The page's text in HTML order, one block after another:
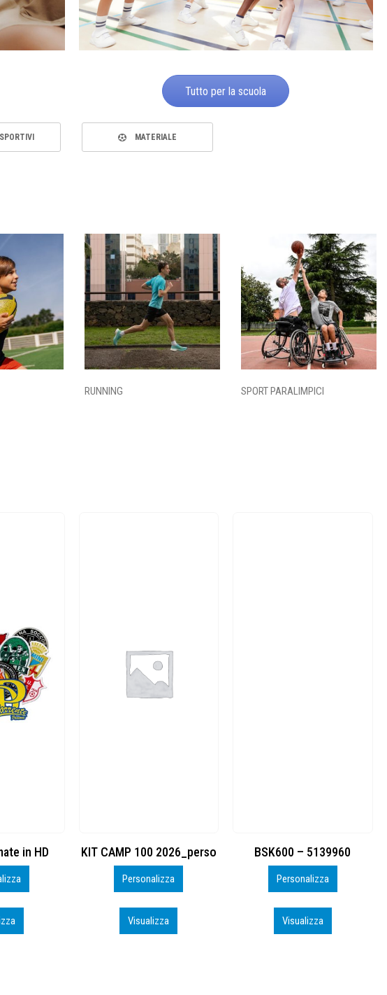
Tutto per la scuola
MATERIALE
RUNNING SPORT PARALIMPICI
BSK600 – 5139960
Personalizza
Visualizza
DTF
Personalizza
Visualizza